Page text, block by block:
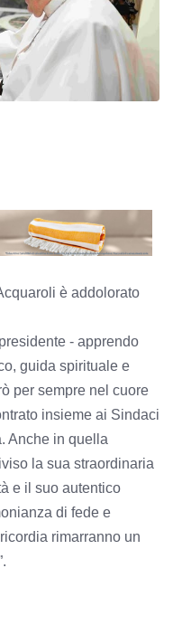
è addolorato
- apprendo
guida spirituale e
per sempre nel cuore
insieme ai Sindaci
Anche in quella
la sua straordinaria
e il suo autentico
di fede e
rimarranno un